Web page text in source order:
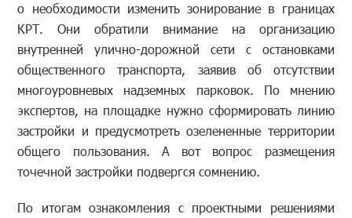
о необходимости изменить зонирование в границах
КРТ. Они обратили внимание на организацию
внутренней улично-дорожной сети с остановками
общественного транспорта, заявив об отсутствии
многоуровневых надземных парковок. По мнению
экспертов, на площадке нужно сформировать линию
застройки и предусмотреть озелененные территории
общего пользования. А вот вопрос размещения
точечной застройки подвергся сомнению.
По итогам ознакомления с проектными решениями